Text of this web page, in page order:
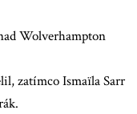
Wolverhampton
zatímco Ismaïla Sarr